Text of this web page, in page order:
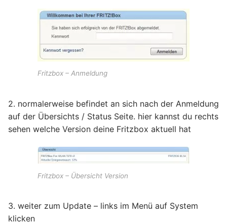
Fritzbox – Anmeldung
2. normalerweise befindet an sich nach der Anmeldung
auf der Übersichts / Status Seite. hier kannst du rechts
sehen welche Version deine Fritzbox aktuell hat
Fritzbox – Übersicht Version
3. weiter zum Update – links im Menü auf System
klicken